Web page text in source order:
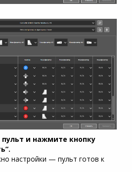
пульт и нажмите кнопку
настройки — пульт готов к